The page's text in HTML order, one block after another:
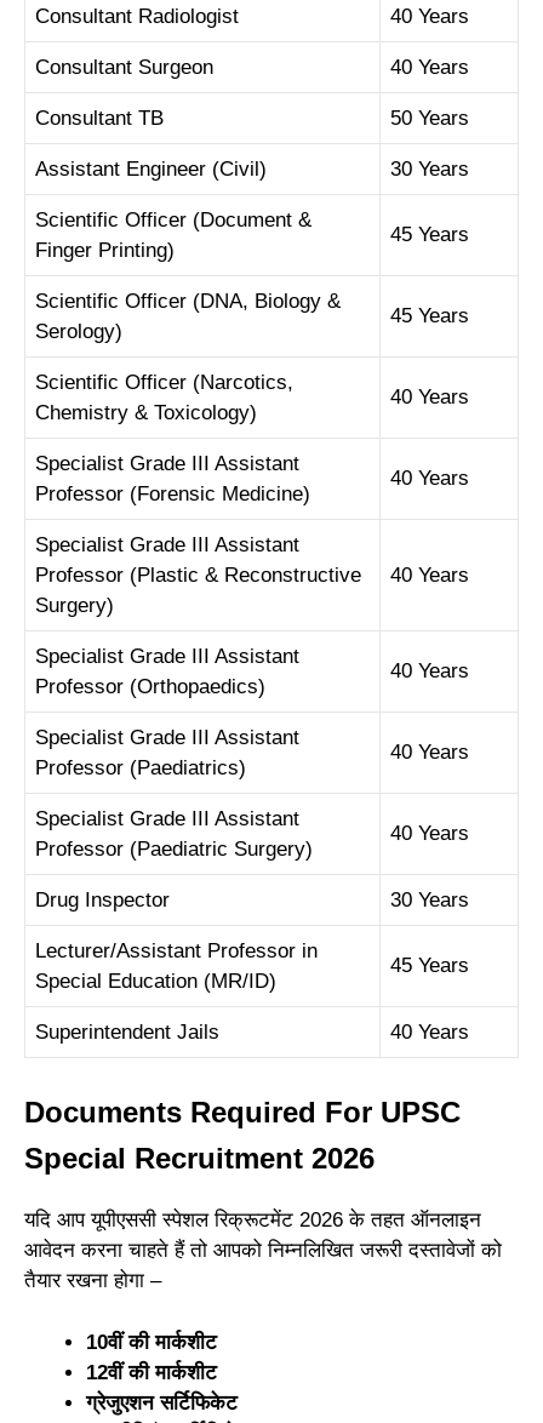
Consultant Radiologist 40 Years
Consultant Surgeon 40 Years
Consultant TB 50 Years
Assistant Engineer (Civil) 30 Years
Scientific Officer (Document &
Finger Printing)
45 Years
Scientific Officer (DNA, Biology &
Serology)
45 Years
Scientific Officer (Narcotics,
Chemistry & Toxicology)
40 Years
Specialist Grade III Assistant
Professor (Forensic Medicine)
40 Years
Specialist Grade III Assistant
Professor (Plastic & Reconstructive
Surgery)
40 Years
Specialist Grade III Assistant
Professor (Orthopaedics)
40 Years
Specialist Grade III Assistant
Professor (Paediatrics)
40 Years
Specialist Grade III Assistant
Professor (Paediatric Surgery)
40 Years
Drug Inspector 30 Years
Lecturer/Assistant Professor in
Special Education (MR/ID)
45 Years
Superintendent Jails 40 Years
Documents Required For UPSC
Special Recruitment 2026
यदि आप यूपीएससी स्पेशल रिक्रूटमेंट 2026 के तहत ऑनलाइन
आवेदन करना चाहते हैं तो आपको निम्नलिखित जरूरी दस्तावेजों को
तैयार रखना होगा –
10वीं की मार्कशीट
12वीं की मार्कशीट
ग्रेजुएशन सर्टिफिकेट